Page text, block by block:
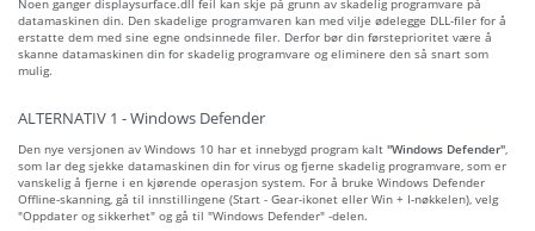
datamaskinen din. Den skadelige programvaren kan med vilje ødelegge DLL-filer for å
erstatte dem med sine egne ondsinnede filer. Derfor bør din førsteprioritet være å
skanne datamaskinen din for skadelig programvare og eliminere den så snart som
mulig.
ALTERNATIV 1 - Windows Defender
Den nye versjonen av Windows 10 har et innebygd program kalt "Windows Defender"
som lar deg sjekke datamaskinen din for virus og fjerne skadelig programvare, som er
vanskelig å fjerne i en kjørende operasjon system. For å bruke Windows Defender
Offline-skanning, gå til innstillingene (Start - Gear-ikonet eller Win + I-nøkkelen), velg
"Oppdater og sikkerhet" og gå til "Windows Defender" -delen.